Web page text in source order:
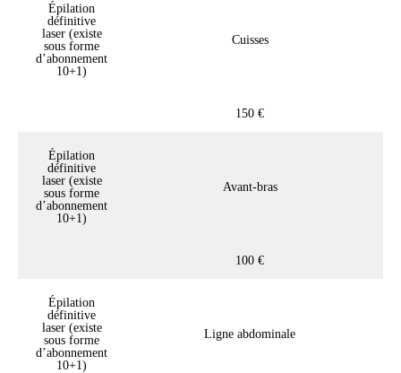
Épilation
définitive
laser (existe
sous forme
d’abonnement
10+1)
Cuisses
150 €
Épilation
définitive
laser (existe
sous forme
d’abonnement
10+1)
Avant-bras
100 €
Épilation
définitive
laser (existe
sous forme
d’abonnement
10+1)
Ligne abdominale